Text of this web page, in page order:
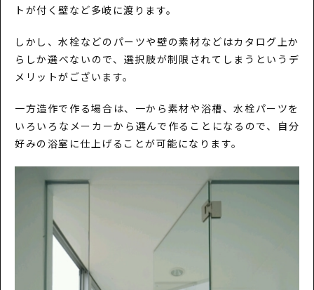
トが付く壁など多岐に渡ります。
しかし、水栓などのパーツや壁の素材などはカタログ上か
らしか選べないので、選択肢が制限されてしまうというデ
メリットがございます。
一方造作で作る場合は、一から素材や浴槽、水栓パーツを
いろいろなメーカーから選んで作ることになるので、自分
好みの浴室に仕上げることが可能になります。